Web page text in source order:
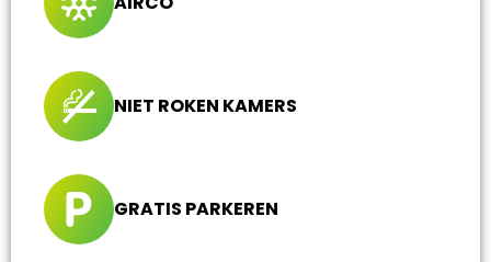
NIET ROKEN KAMERS
GRATIS PARKEREN